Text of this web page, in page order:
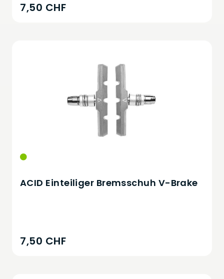
7,50 CHF
ACID Einteiliger Bremsschuh V-Brake
7,50 CHF